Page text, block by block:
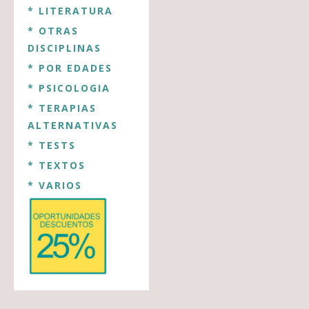
* LITERATURA
* OTRAS
DISCIPLINAS
* POR EDADES
* PSICOLOGIA
* TERAPIAS
ALTERNATIVAS
* TESTS
* TEXTOS
* VARIOS